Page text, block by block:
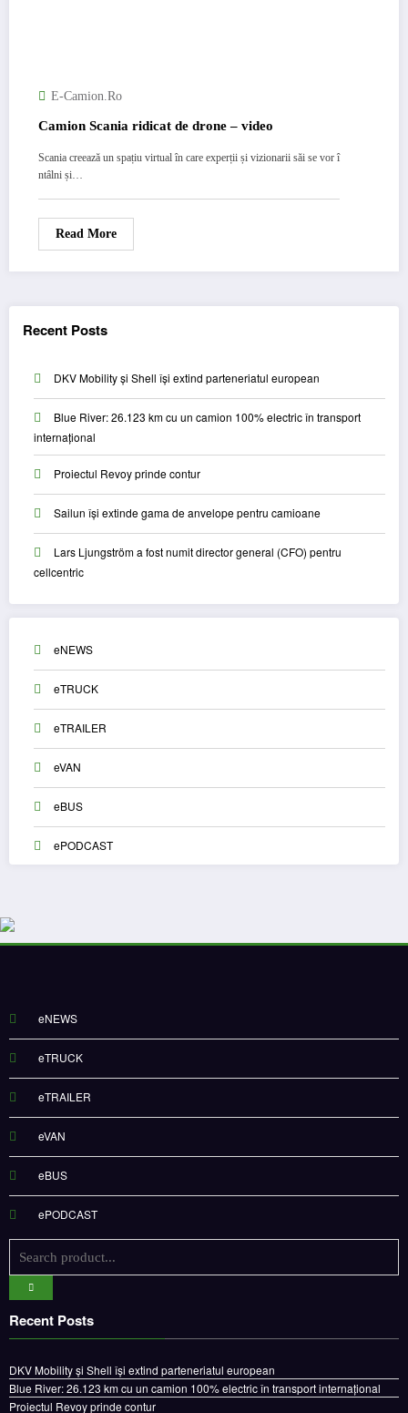
E-Camion.ro
Camion Scania ridicat de drone – video
Scania creează un spațiu virtual în care experții și vizionarii săi se vor î
ntâlni și…
Read More
Recent Posts
DKV Mobility și Shell își extind parteneriatul european
Blue River: 26.123 km cu un camion 100% electric în transport
internațional
Proiectul Revoy prinde contur
Sailun își extinde gama de anvelope pentru camioane
Lars Ljungström a fost numit director general (CFO) pentru
cellcentric
eNEWS
eTRUCK
eTRAILER
eVAN
eBUS
ePODCAST
eNEWS
eTRUCK
eTRAILER
eVAN
eBUS
ePODCAST
Recent Posts
DKV Mobility și Shell își extind parteneriatul european
Blue River: 26.123 km cu un camion 100% electric în transport internațional
Proiectul Revoy prinde contur